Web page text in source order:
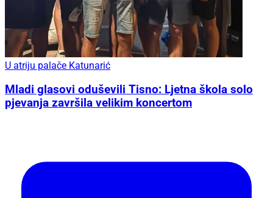
U atriju palače Katunarić
Mladi glasovi oduševili Tisno: Ljetna škola solo
pjevanja završila velikim koncertom